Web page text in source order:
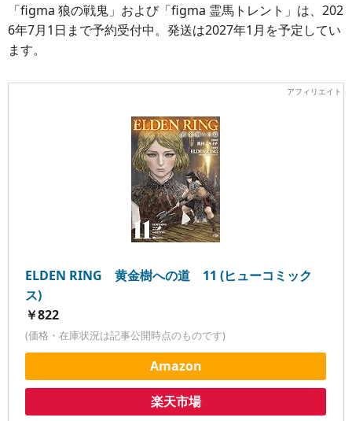
「figma 狼の戦鬼」および「figma 霊馬トレント」は、202
6年7月1日まで予約受付中。発送は2027年1月を予定してい
ます。
ELDEN RING 黄金樹への道 11 (ヒューコミック
ス)
￥822
(価格・在庫状況は記事公開時点のものです)
Amazon
楽天市場